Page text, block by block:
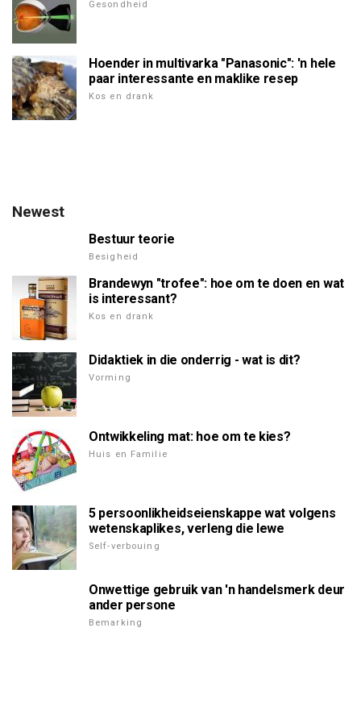
Gesondheid
Hoender in multivarka "Panasonic": 'n hele
paar interessante en maklike resep
Kos en drank
Newest
Bestuur teorie
Besigheid
Brandewyn "trofee": hoe om te doen en wat
is interessant?
Kos en drank
Didaktiek in die onderrig - wat is dit?
Vorming
Ontwikkeling mat: hoe om te kies?
Huis en Familie
5 persoonlikheidseienskappe wat volgens
wetenskaplikes, verleng die lewe
Self-verbouing
Onwettige gebruik van 'n handelsmerk deur
ander persone
Bemarking